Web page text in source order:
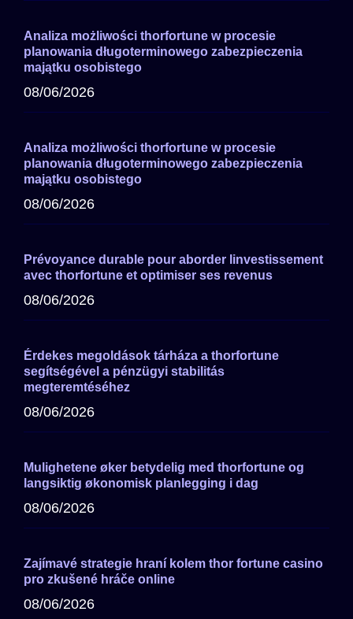
Analiza możliwości thorfortune w procesie
planowania długoterminowego zabezpieczenia
majątku osobistego
08/06/2026
Analiza możliwości thorfortune w procesie
planowania długoterminowego zabezpieczenia
majątku osobistego
08/06/2026
Prévoyance durable pour aborder linvestissement
avec thorfortune et optimiser ses revenus
08/06/2026
Érdekes megoldások tárháza a thorfortune
segítségével a pénzügyi stabilitás
megteremtéséhez
08/06/2026
Mulighetene øker betydelig med thorfortune og
langsiktig økonomisk planlegging i dag
08/06/2026
Zajímavé strategie hraní kolem thor fortune casino
pro zkušené hráče online
08/06/2026